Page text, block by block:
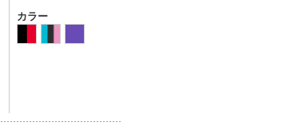
カラー